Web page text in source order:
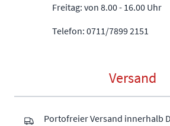
Freitag: von 8.00 - 16.00 Uhr
Telefon: 0711/7899 2151
Versand
Portofreier Versand innerhalb